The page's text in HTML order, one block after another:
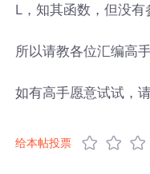
L，知其函数，但没有
所以请教各位汇编高
如有高手愿意试试，
给本帖投票